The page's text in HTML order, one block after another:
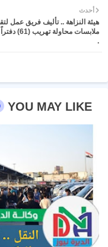
ter atsa
أحدث
هيئة النزاهة .. تأليف فريق عمل
ملابسات محاولة
.
YOU MAY LIKE